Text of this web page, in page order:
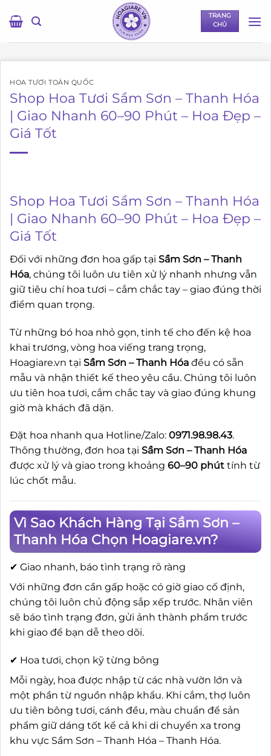
qua
TRANG
CHỦ
HOA TƯƠI TOÀN QUỐC
Shop Hoa Tươi Sầm Sơn – Thanh Hóa
| Giao Nhanh 60–90 Phút – Hoa Đẹp –
Giá Tốt
Shop Hoa Tươi Sầm Sơn – Thanh Hóa
| Giao Nhanh 60–90 Phút – Hoa Đẹp –
Giá Tốt
Đối với những đơn hoa gấp tại Sầm Sơn – Thanh
Hóa, chúng tôi luôn ưu tiên xử lý nhanh nhưng vẫn
giữ tiêu chí hoa tươi – cắm chắc tay – giao đúng thời
điểm quan trọng.
Từ những bó hoa nhỏ gọn, tinh tế cho đến kệ hoa
khai trương, vòng hoa viếng trang trọng,
Hoagiare.vn tại Sầm Sơn – Thanh Hóa đều có sẵn
mẫu và nhận thiết kế theo yêu cầu. Chúng tôi luôn
ưu tiên hoa tươi, cắm chắc tay và giao đúng khung
giờ mà khách đã dặn.
Đặt hoa nhanh qua Hotline/Zalo: 0971.98.98.43.
Thông thường, đơn hoa tại Sầm Sơn – Thanh Hóa
được xử lý và giao trong khoảng 60–90 phút tính từ
lúc chốt mẫu.
Vì Sao Khách Hàng Tại Sầm Sơn –
Thanh Hóa Chọn Hoagiare.vn?
✔ Giao nhanh, báo tình trạng rõ ràng
Với những đơn cần gấp hoặc có giờ giao cố định,
chúng tôi luôn chủ động sắp xếp trước. Nhân viên
sẽ báo tình trạng đơn, gửi ảnh thành phẩm trước
khi giao để bạn dễ theo dõi.
✔ Hoa tươi, chọn kỹ từng bông
Mỗi ngày, hoa được nhập từ các nhà vườn lớn và
một phần từ nguồn nhập khẩu. Khi cắm, thợ luôn
ưu tiên bông tươi, cánh đều, màu chuẩn để sản
phẩm giữ dáng tốt kể cả khi di chuyển xa trong
khu vực Sầm Sơn – Thanh Hóa – Thanh Hóa.